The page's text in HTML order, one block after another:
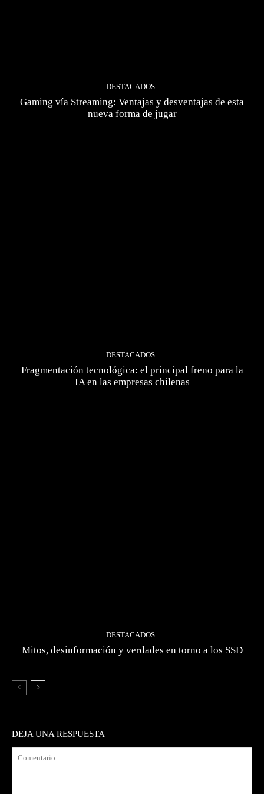
DESTACADOS
Gaming vía Streaming: Ventajas y desventajas de esta
nueva forma de jugar
DESTACADOS
Fragmentación tecnológica: el principal freno para la
IA en las empresas chilenas
DESTACADOS
Mitos, desinformación y verdades en torno a los SSD
DEJA UNA RESPUESTA